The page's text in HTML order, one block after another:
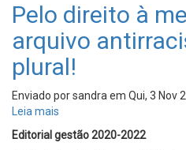
aula
aberta
Pelo direito à
arquivo
plural!
Enviado porsandra em Qui, 3 Nov
Leia mais
Pelo
direito
Editorial gestão 2020-2022